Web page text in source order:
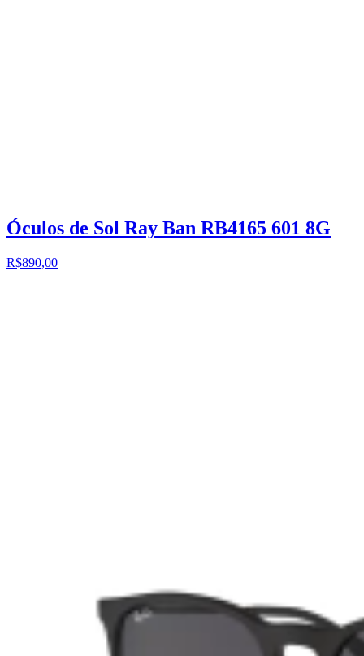
Óculos de Sol Ray Ban RB4165 601 8G
R$890,00